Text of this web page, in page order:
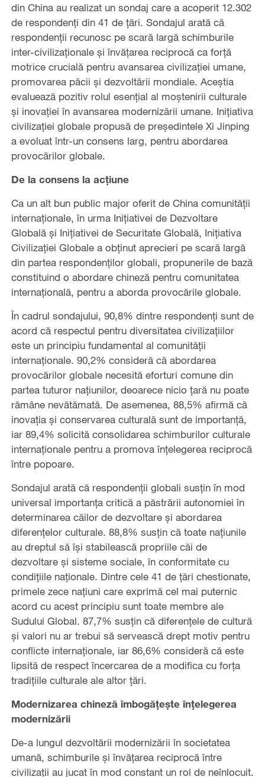
din China au realizat un sondaj care a acoperit 12.302
de respondenți din 41 de țări. Sondajul arată că
respondenții recunosc pe scară largă schimburile
inter-civilizaționale și învățarea reciprocă ca forță
motrice crucială pentru avansarea civilizației umane,
promovarea păcii și dezvoltării mondiale. Aceștia
evaluează pozitiv rolul esențial al moștenirii culturale
și inovației în avansarea modernizării umane. Inițiativa
civilizației globale propusă de președintele Xi Jinping
a evoluat într-un consens larg, pentru abordarea
provocărilor globale.
De la consens la acțiune
Ca un alt bun public major oferit de China comunității
internaționale, în urma Inițiativei de Dezvoltare
Globală și Inițiativei de Securitate Globală, Inițiativa
Civilizației Globale a obținut aprecieri pe scară largă
din partea respondenților globali, propunerile de bază
constituind o abordare chineză pentru comunitatea
internațională, pentru a aborda provocările globale.
În cadrul sondajului, 90,8% dintre respondenți sunt de
acord că respectul pentru diversitatea civilizațiilor
este un principiu fundamental al comunității
internaționale. 90,2% consideră că abordarea
provocărilor globale necesită eforturi comune din
partea tuturor națiunilor, deoarece nicio țară nu poate
rămâne nevătămată. De asemenea, 88,5% afirmă că
inovația și conservarea culturală sunt de importanță,
iar 89,4% solicită consolidarea schimburilor culturale
internaționale pentru a promova înțelegerea reciprocă
între popoare.
Sondajul arată că respondenții globali susțin în mod
universal importanța critică a păstrării autonomiei în
determinarea căilor de dezvoltare și abordarea
diferențelor culturale. 88,8% susțin că toate națiunile
au dreptul să își stabilească propriile căi de
dezvoltare și sisteme sociale, în conformitate cu
condițiile naționale. Dintre cele 41 de țări chestionate,
primele zece națiuni care exprimă cel mai puternic
acord cu acest principiu sunt toate membre ale
Sudului Global. 87,7% susțin că diferențele de cultură
și valori nu ar trebui să servească drept motiv pentru
conflicte internaționale, iar 86,6% consideră că este
lipsită de respect încercarea de a modifica cu forța
tradițiile culturale ale altor țări.
Modernizarea chineză îmbogățește înțelegerea
modernizării
De-a lungul dezvoltării modernizării în societatea
umană, schimburile și învățarea reciprocă între
civilizații au jucat în mod constant un rol de neînlocuit.